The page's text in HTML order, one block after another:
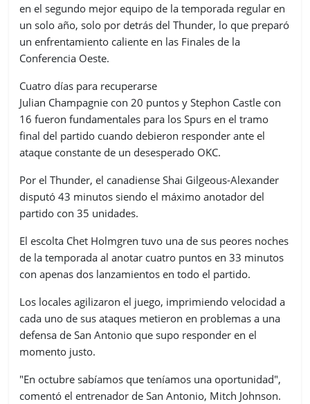
en el segundo mejor equipo de la temporada regular en
un solo año, solo por detrás del Thunder, lo que preparó
un enfrentamiento caliente en las Finales de la
Conferencia Oeste.
Cuatro días para recuperarse
Julian Champagnie con 20 puntos y Stephon Castle con
16 fueron fundamentales para los Spurs en el tramo
final del partido cuando debieron responder ante el
ataque constante de un desesperado OKC.
Por el Thunder, el canadiense Shai Gilgeous-Alexander
disputó 43 minutos siendo el máximo anotador del
partido con 35 unidades.
El escolta Chet Holmgren tuvo una de sus peores noches
de la temporada al anotar cuatro puntos en 33 minutos
con apenas dos lanzamientos en todo el partido.
Los locales agilizaron el juego, imprimiendo velocidad a
cada uno de sus ataques metieron en problemas a una
defensa de San Antonio que supo responder en el
momento justo.
"En octubre sabíamos que teníamos una oportunidad",
comentó el entrenador de San Antonio, Mitch Johnson.